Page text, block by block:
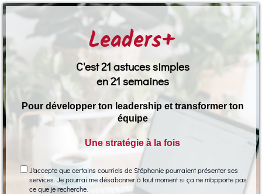
Leaders+
C'est 21 astuces simples
en 21 semaines
Pour développer ton leadership et transformer ton
équipe
Une stratégie à la fois
J'accepte que certains courriels de Stéphanie pourraient présenter ses
services. Je pourrai me désabonner à tout moment si ça ne m'apporte pas
ce que je recherche.